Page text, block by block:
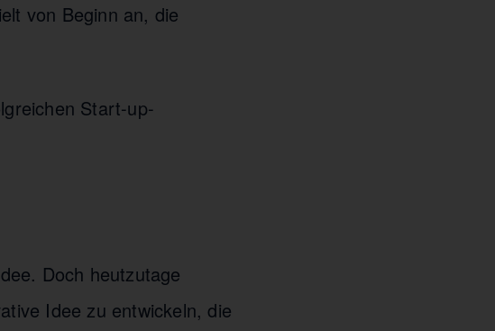
von Beginn an, die
Start-up-
Doch heutzutage
Idee zu entwickeln, die